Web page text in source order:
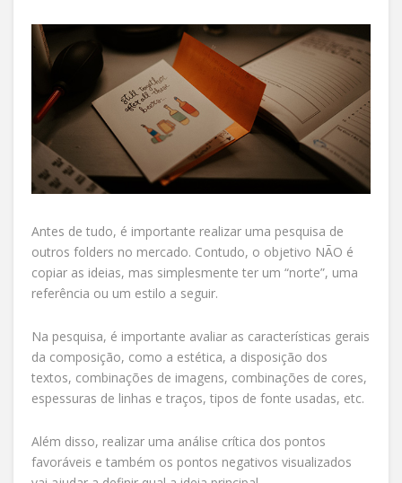
Antes de tudo, é importante realizar uma pesquisa de
outros folders no mercado. Contudo, o objetivo NÃO é
copiar as ideias, mas simplesmente ter um “norte”, uma
referência ou um estilo a seguir.
Na pesquisa, é importante avaliar as características gerais
da composição, como a estética, a disposição dos
textos, combinações de imagens, combinações de cores,
espessuras de linhas e traços, tipos de fonte usadas, etc.
Além disso, realizar uma análise crítica dos pontos
favoráveis e também os pontos negativos visualizados